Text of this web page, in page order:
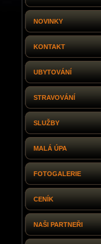
NOVINKY
KONTAKT
UBYTOVÁNÍ
STRAVOVÁNÍ
SLUŽBY
MALÁ ÚPA
FOTOGALERIE
CENÍK
NAŠI PARTNEŘI